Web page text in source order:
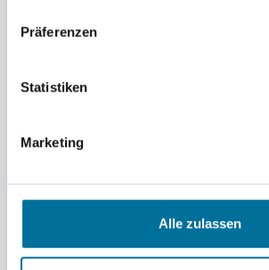
Präferenzen
Statistiken
Marketing
Alle zulassen